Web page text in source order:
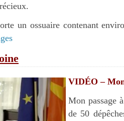
un ossuaire contenant
VIDÉO –
Mon passage
de 50